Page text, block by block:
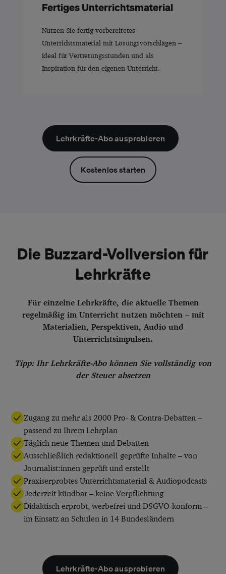
Fertiges Unterrichtsmaterial
Nutzen Sie fertig vorbereitetes
Unterrichtsmaterial mit Lösungsvorschlägen –
ideal für Vertretungsstunden und als
Inspiration für den eigenen Unterricht.
Lehrkräfte-Abo ausprobieren
Kostenlos starten
Die Buzzard-Vollversion für
Lehrkräfte
Für einzelne Lehrkräfte, die aktuelle Themen
regelmäßig im Unterricht nutzen möchten – mit
Materialien, Perspektiven, Audio und
Unterrichtsimpulsen.
Tipp: Ihr Lehrkräfte-Abo können Sie vollständig von
der Steuer absetzen
Zugang zu mehr als 2000 Pro- & Contra-Debatten –
passend zu Ihrem Lehrplan
Täglich neue Themen und Debatten
Ausschließlich redaktionell geprüfte Inhalte – von
Journalist:innen geprüft und erstellt
Praxiserprobtes Unterrichtsmaterial & Audiopodcasts
Jederzeit kündbar – keine Verpflichtung
Didaktisch erprobt, werbefrei und DSGVO-konform –
im Einsatz an Schulen in 14 Bundesländern
Lehrkräfte-Abo ausprobieren